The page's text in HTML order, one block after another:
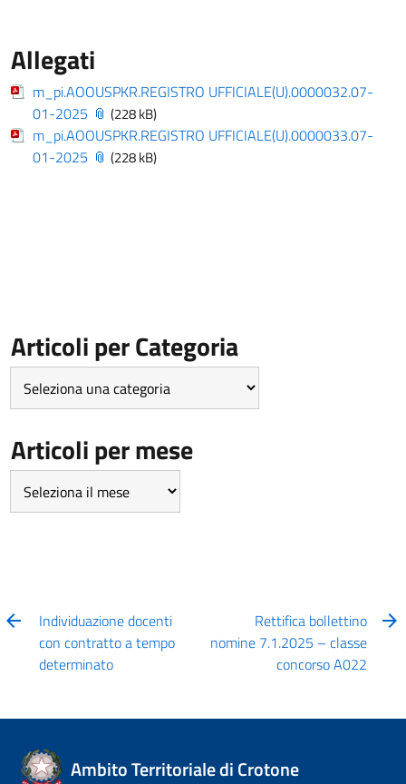
Allegati
m_pi.AOOUSPKR.REGISTRO UFFICIALE(U).0000032.07-
01-2025
(228 kB)
m_pi.AOOUSPKR.REGISTRO UFFICIALE(U).0000033.07-
01-2025
(228 kB)
Articoli per Categoria
per
Articoli per mese
per
Individuazione docenti
con contratto a tempo
determinato
Rettifica bollettino
nomine 7.1.2025 – classe
concorso A022
Ambito Territoriale di Crotone